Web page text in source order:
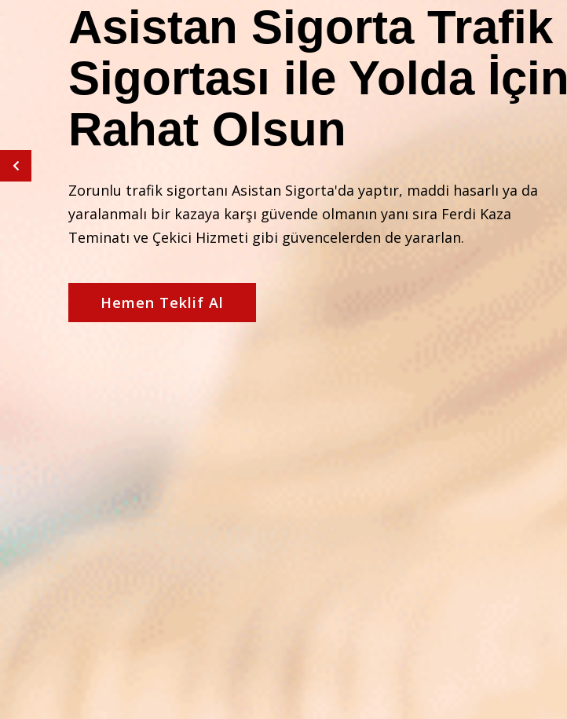
Asistan Sigorta Trafik
Sigortası ile Yolda İçin
Rahat Olsun
Zorunlu trafik sigortanı Asistan Sigorta'da yaptır, maddi hasarlı ya da
yaralanmalı bir kazaya karşı güvende olmanın yanı sıra Ferdi Kaza
Teminatı ve Çekici Hizmeti gibi güvencelerden de yararlan.
Hemen Teklif Al